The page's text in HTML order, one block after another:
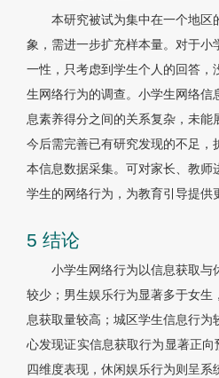
本研究被试为集中在一个地区
象，需进一步扩充样本量。对于小
一性，只考虑到学生个人的回答，
生网络行为的调查。小学生网络信
息素养得分之间的关系复杂，未能
今后需完善已有研究发现的不足，
本信息数据采集。可对家长、教师
学生的网络行为，为教育引导提供
5 结论
小学生网络行为以信息获取与
较少；男生娱乐行为显著多于女生
息获取量较高；城区学生信息行为
心发现证实信息获取行为显著正向
四维度表现，休闲娱乐行为则呈系